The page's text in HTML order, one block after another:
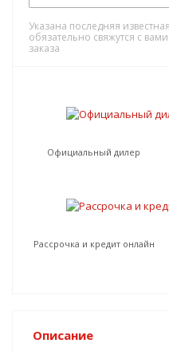
Указана последняя
обязательно свяжутся с
заказа
Официальный дилер
Рассрочка и кредит онлайн
Описание